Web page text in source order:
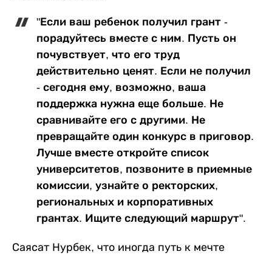
"Если ваш ребенок получил грант -
порадуйтесь вместе с ним. Пусть он
почувствует, что его труд
действительно ценят. Если не получил
- сегодня ему, возможно, ваша
поддержка нужна еще больше. Не
сравнивайте его с другими. Не
превращайте один конкурс в приговор.
Лучше вместе откройте список
университетов, позвоните в приемные
комиссии, узнайте о ректорских,
региональных и корпоративных
грантах. Ищите следующий маршрут".
Саясат Нурбек, что иногда путь к мечте